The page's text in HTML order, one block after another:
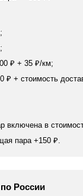
₽ + 35 ₽/км;
₽ + стоимость
включена в
пара +150 ₽.
России